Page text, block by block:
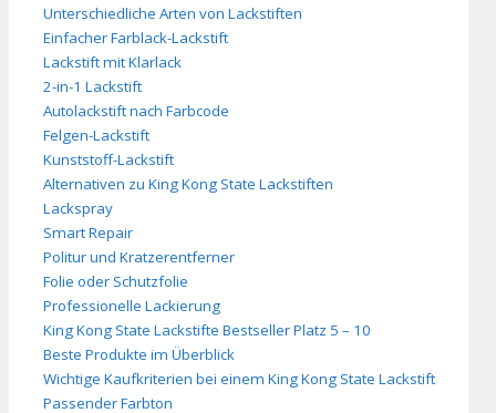
Unterschiedliche Arten von Lackstiften
Einfacher Farblack-Lackstift
Lackstift mit Klarlack
2-in-1 Lackstift
Autolackstift nach Farbcode
Felgen-Lackstift
Kunststoff-Lackstift
Alternativen zu King Kong State Lackstiften
Lackspray
Smart Repair
Politur und Kratzerentferner
Folie oder Schutzfolie
Professionelle Lackierung
King Kong State Lackstifte Bestseller Platz 5 – 10
Beste Produkte im Überblick
Wichtige Kaufkriterien bei einem King Kong State Lackstift
Passender Farbton